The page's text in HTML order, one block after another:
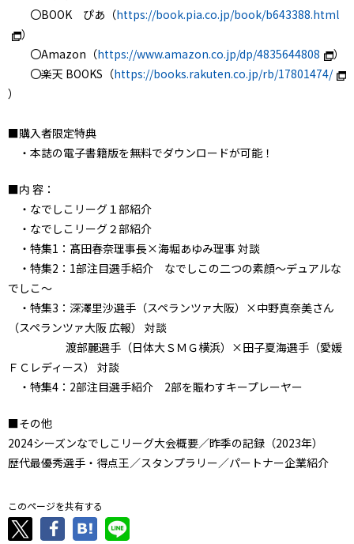
〇BOOK ぴあ（https://book.pia.co.jp/book/b643388.html
）
〇Amazon（https://www.amazon.co.jp/dp/4835644808
）
〇楽天 BOOKS（https://books.rakuten.co.jp/rb/17801474/
）
■購入者限定特典
・本誌の電子書籍版を無料でダウンロードが可能！
■内 容：
・なでしこリーグ１部紹介
・なでしこリーグ２部紹介
・特集1：髙田春奈理事長×海堀あゆみ理事 対談
・特集2：1部注目選手紹介 なでしこの二つの素顔～デュアルな
でしこ～
・特集3：深澤里沙選手（スペランツァ大阪）×中野真奈美さん
（スペランツァ大阪 広報） 対談
渡部麗選手（日体大ＳＭＧ横浜）×田子夏海選手（愛媛
ＦＣレディース） 対談
・特集4：2部注目選手紹介 2部を賑わすキープレーヤー
■その他
2024シーズンなでしこリーグ大会概要／昨季の記録（2023年）
歴代最優秀選手・得点王／スタンプラリー／パートナー企業紹介
このページを共有する